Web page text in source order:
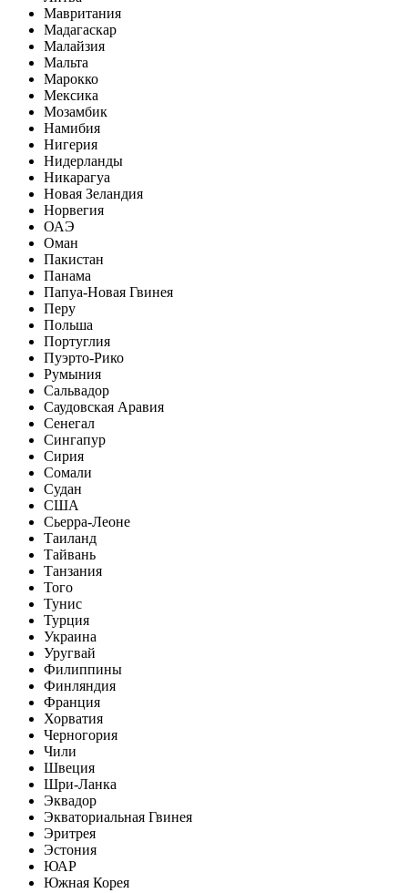
Мавритания
Мадагаскар
Малайзия
Мальта
Марокко
Мексика
Мозамбик
Намибия
Нигерия
Нидерланды
Никарагуа
Новая Зеландия
Норвегия
ОАЭ
Оман
Пакистан
Панама
Папуа-Новая Гвинея
Перу
Польша
Португлия
Пуэрто-Рико
Румыния
Сальвадор
Саудовская Аравия
Сенегал
Сингапур
Сирия
Сомали
Судан
США
Сьерра-Леоне
Таиланд
Тайвань
Танзания
Того
Тунис
Турция
Украина
Уругвай
Филиппины
Финляндия
Франция
Хорватия
Черногория
Чили
Швеция
Шри-Ланка
Эквадор
Экваториальная Гвинея
Эритрея
Эстония
ЮАР
Южная Корея